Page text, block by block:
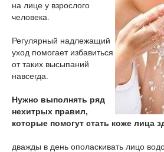
на лице у взрослого
человека.
Регулярный надлежащий
уход помогает избавиться
от таких высыпаний
навсегда.
Нужно выполнять ряд
нехитрых правил,
которые помогут стать коже лица
дважды в день ополаскивать лицо